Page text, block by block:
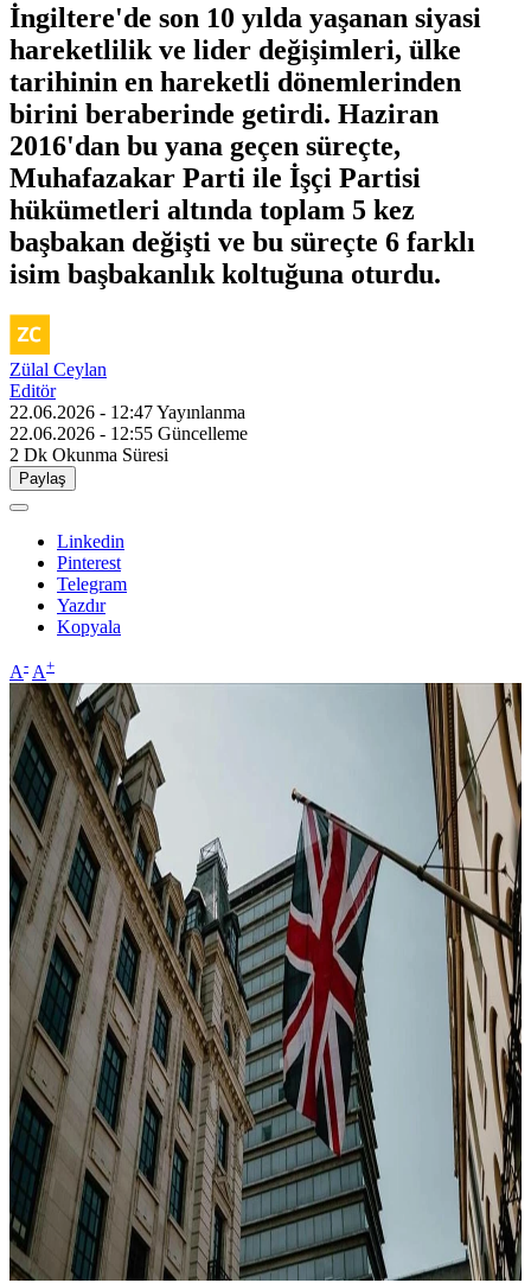
İngiltere'de son 10 yılda yaşanan siyasi
hareketlilik ve lider değişimleri, ülke
tarihinin en hareketli dönemlerinden
birini beraberinde getirdi. Haziran
2016'dan bu yana geçen süreçte,
Muhafazakar Parti ile İşçi Partisi
hükümetleri altında toplam 5 kez
başbakan değişti ve bu süreçte 6 farklı
isim başbakanlık koltuğuna oturdu.
Zülal Ceylan
Editör
22.06.2026 - 12:47Yayınlanma
22.06.2026 - 12:55 Güncelleme
2 Dk Okunma Süresi
Paylaş
Linkedin
Pinterest
Telegram
Yazdır
Kopyala
A- A+